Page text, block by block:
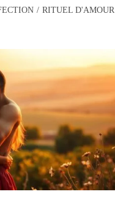
/ RITUEL D'AMOUR